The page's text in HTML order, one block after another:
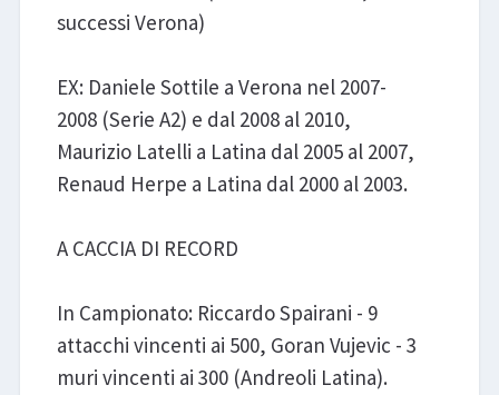
successi Verona)
EX: Daniele Sottile a Verona nel 2007-
2008 (Serie A2) e dal 2008 al 2010,
Maurizio Latelli a Latina dal 2005 al 2007,
Renaud Herpe a Latina dal 2000 al 2003.
A CACCIA DI RECORD
In Campionato: Riccardo Spairani - 9
attacchi vincenti ai 500, Goran Vujevic - 3
muri vincenti ai 300 (Andreoli Latina).